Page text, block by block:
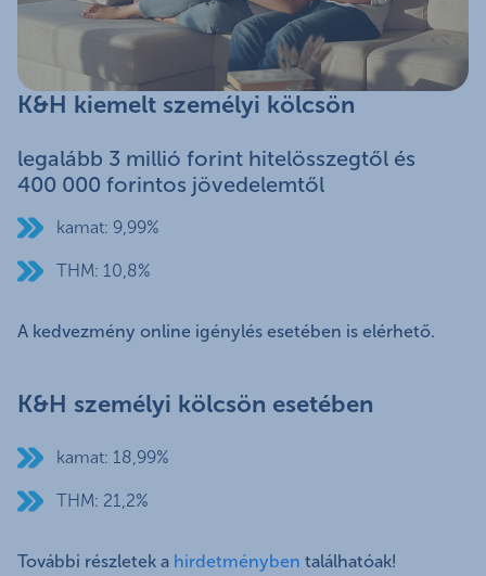
K&H kiemelt személyi kölcsön
legalább 3 millió forint hitelösszegtől és
400 000 forintos jövedelemtől
kamat: 9,99%
THM: 10,8%
A kedvezmény online igénylés esetében is elérhető.
K&H személyi kölcsön esetében
kamat: 18,99%
THM: 21,2%
További részletek a hirdetményben találhatóak!